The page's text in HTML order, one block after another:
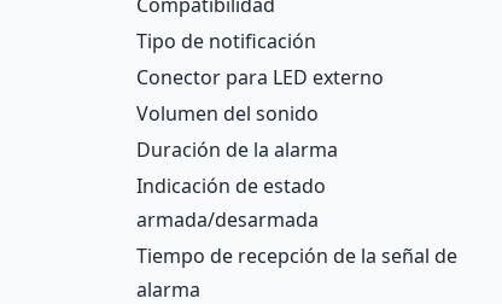
Tipo de notificación
Conector para LED externo
Volumen del sonido
Duración de la alarma
Indicación de estado
armada/desarmada
Tiempo de recepción de la señal de
alarma